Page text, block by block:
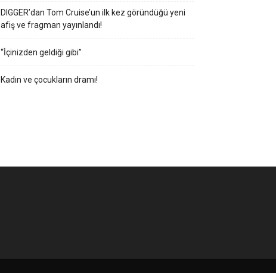
DIGGER’dan Tom Cruise’un ilk kez göründüğü yeni
afiş ve fragman yayınlandı!
“İçinizden geldiği gibi”
Kadın ve çocukların dramı!